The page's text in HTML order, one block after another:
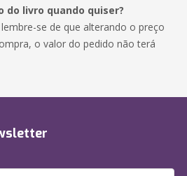
do livro quando quiser?
se de que alterando o preço
o valor do pedido não terá